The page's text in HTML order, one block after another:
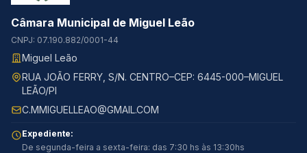
Câmara Municipal de Miguel Leão
CNPJ: 07.190.882/0001-44
Miguel Leão
RUA JOÃO FERRY, S/N. CENTRO–CEP: 6445-000–MIGUEL
LEÃO/PI
C.MMIGUELLEAO@GMAIL.COM
Expediente:
De segunda-feira a sexta-feira: das 7:30 hs às 13:30hs